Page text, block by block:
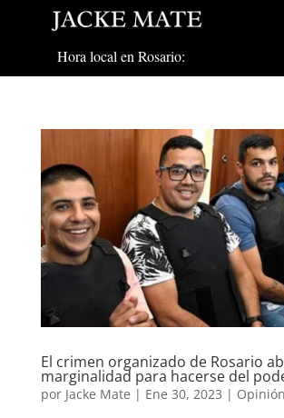
Hora local en Rosario:
El crimen organizado de Rosario
marginalidad para hacerse del
por Jacke Mate | Ene 30, 2023 | Opinión